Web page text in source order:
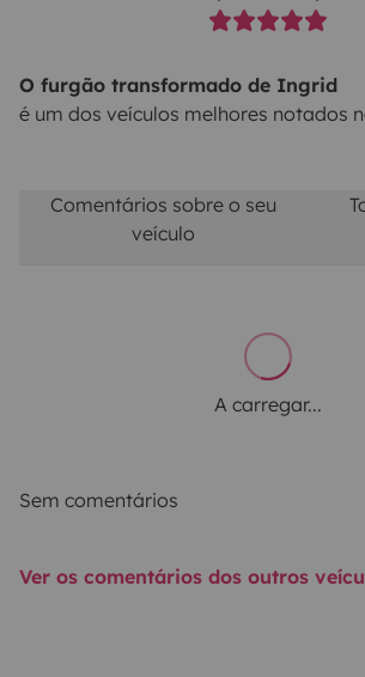
O furgão transformado de Ingrid
é um dos veículos melhores notados
Comentários sobre o seu
veículo
A carregar...
Sem comentários
Ver os comentários dos outros